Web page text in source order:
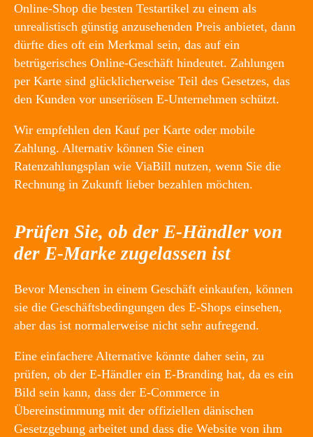
Online-Shop die besten Testartikel zu einem als
unrealistisch günstig anzusehenden Preis anbietet, dann
dürfte dies oft ein Merkmal sein, das auf ein
betrügerisches Online-Geschäft hindeutet. Zahlungen
per Karte sind glücklicherweise Teil des Gesetzes, das
den Kunden vor unseriösen E-Unternehmen schützt.
Wir empfehlen den Kauf per Karte oder mobile
Zahlung. Alternativ können Sie einen
Ratenzahlungsplan wie ViaBill nutzen, wenn Sie die
Rechnung in Zukunft lieber bezahlen möchten.
Prüfen Sie, ob der E-Händler von
der E-Marke zugelassen ist
Bevor Menschen in einem Geschäft einkaufen, können
sie die Geschäftsbedingungen des E-Shops einsehen,
aber das ist normalerweise nicht sehr aufregend.
Eine einfachere Alternative könnte daher sein, zu
prüfen, ob der E-Händler ein E-Branding hat, da es ein
Bild sein kann, dass der E-Commerce in
Übereinstimmung mit der offiziellen dänischen
Gesetzgebung arbeitet und dass die Website von ihm